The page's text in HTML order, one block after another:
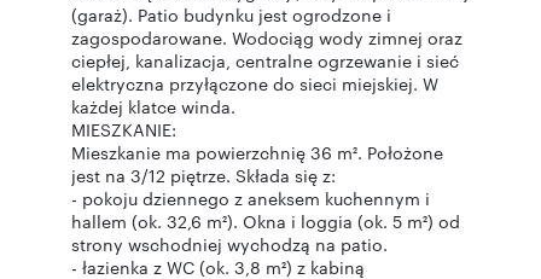
(garaż). Patio budynku jest ogrodzone i
zagospodarowane. Wodociąg wody zimnej oraz
ciepłej, kanalizacja, centralne ogrzewanie i sieć
elektryczna przyłączone do sieci miejskiej. W
każdej klatce winda.
MIESZKANIE:
Mieszkanie ma powierzchnię 36 m². Położone
jest na 3/12 piętrze. Składa się z:
- pokoju dziennego z aneksem kuchennym i
hallem (ok. 32,6 m²). Okna i loggia (ok. 5 m²) od
strony wschodniej wychodzą na patio.
- łazienka z WC (ok. 3,8 m²) z kabiną